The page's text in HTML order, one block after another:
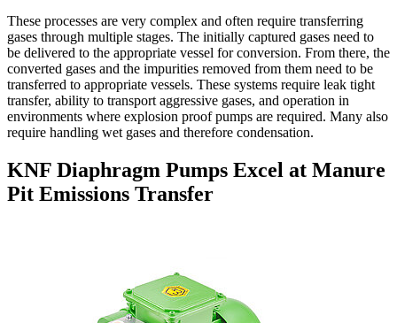
These processes are very complex and often require transferring
gases through multiple stages. The initially captured gases need to
be delivered to the appropriate vessel for conversion. From there, the
converted gases and the impurities removed from them need to be
transferred to appropriate vessels. These systems require leak tight
transfer, ability to transport aggressive gases, and operation in
environments where explosion proof pumps are required. Many also
require handling wet gases and therefore condensation.
KNF Diaphragm Pumps Excel at Manure
Pit Emissions Transfer